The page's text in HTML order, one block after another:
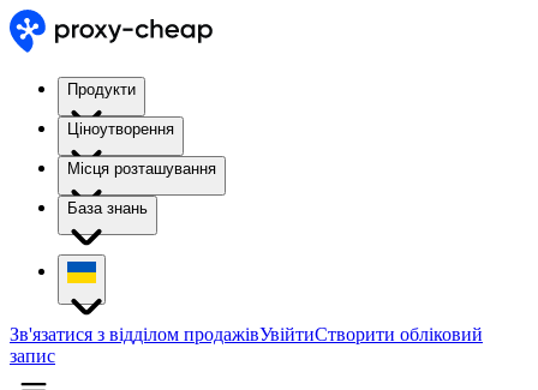
Продукти
Ціноутворення
Місця розташування
База знань
Зв'язатися з відділом продажівУвійтиСтворити обліковий
запис